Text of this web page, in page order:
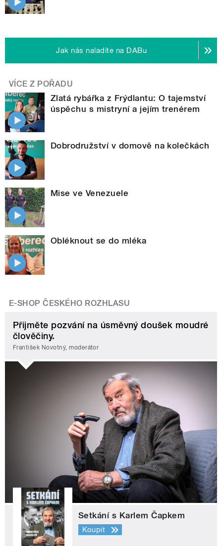
Jak nás naladíte na DABu
VÍCE Z POŘADU
Zlatá rybářka z Frýdlantu: O tajemství
úspěchu s mistryní a jejím trenérem
Dobrodružství v domově na kolečkách
Mise ve Venezuele
Obléknout se do mléka
E-SHOP ČESKÉHO ROZHLASU
Přijměte pozvání na úsměvný doušek moudré
člověčiny.
František Novotný, moderátor
Setkání s Karlem Čapkem
Koupit